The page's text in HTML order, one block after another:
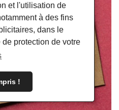
et l'utilisation de
à des fins
dans le
protection de votre
!